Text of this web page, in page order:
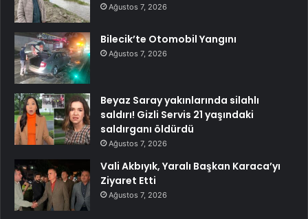
Ağustos 7, 2026
Bilecik’te Otomobil Yangını
Ağustos 7, 2026
Beyaz Saray yakınlarında silahlı
saldırı! Gizli Servis 21 yaşındaki
saldırganı öldürdü
Ağustos 7, 2026
Vali Akbıyık, Yaralı Başkan Karaca’yı
Ziyaret Etti
Ağustos 7, 2026